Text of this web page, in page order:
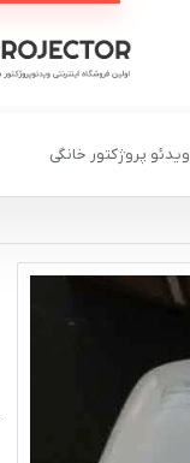
ویدئو پروژکتور خانگی